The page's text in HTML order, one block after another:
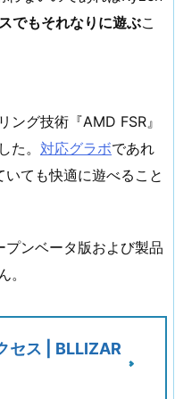
でもそれなりに遊ぶこ
ング技術『AMD FSR』
た。 対応グラボであれ
ても快適に遊べること
ンベータ版および製品
。
セス | BLLIZAR